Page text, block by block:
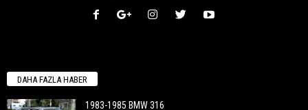
DAHA FAZLA HABER
1983-1985 BMW 316